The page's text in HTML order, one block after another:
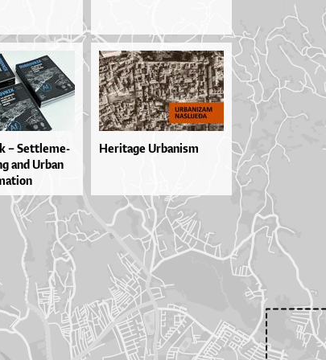
– Set­tle­me­
and Ur­ban
Heritage Urbanism